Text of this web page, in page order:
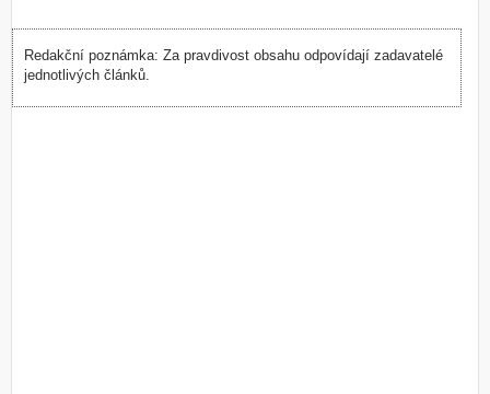
Redakční poznámka: Za pravdivost obsahu odpovídají zadavatelé
jednotlivých článků.